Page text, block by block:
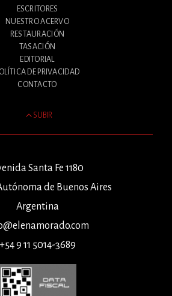
ESCRITORES
NUESTRO ACERVO
RESTAURACIÓN
TASACIÓN
EDITORIAL
DE PRIVACIDAD
CONTACTO
SUBIR
Santa Fe 1180
de Buenos Aires
Argentina
+54 9 11 5014-3689